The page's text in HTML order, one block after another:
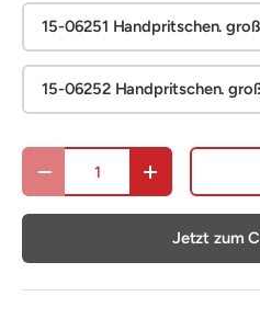
15-06251 Handpritschen.
15-06252 Handpritschen.
Anzahl
Menge verringernMenge erhöhen
Jetzt zum